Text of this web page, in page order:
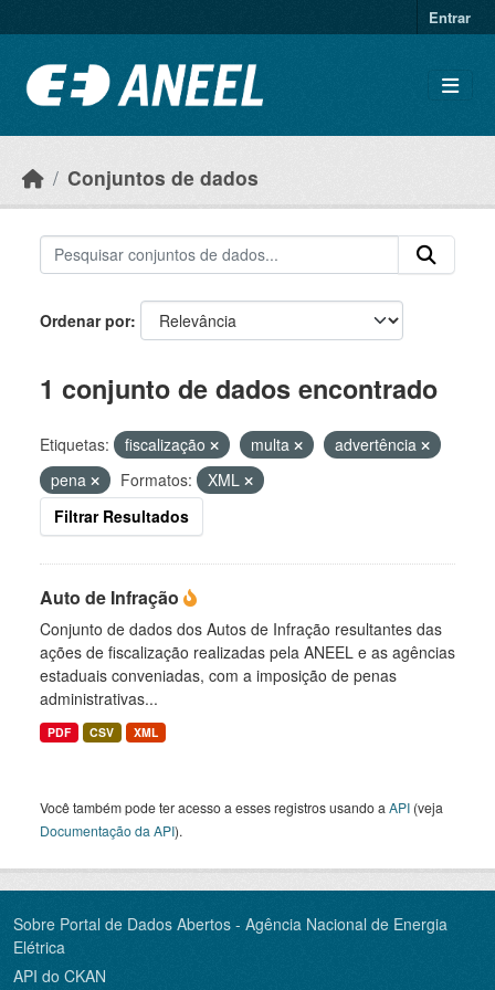
Entrar
Conjuntos de dados
Ordenar por
1 conjunto de dados encontrado
Etiquetas: fiscalização multa
advertência
pena
Formatos:
XML
Filtrar Resultados
Auto de Infração
Conjunto de dados dos Autos de Infração resultantes das
ações de fiscalização realizadas pela ANEEL e as agências
estaduais conveniadas, com a imposição de penas
administrativas...
PDF CSV XML
Você também pode ter acesso a esses registros usando a API (veja
Documentação da API).
Sobre Portal de Dados Abertos - Agência Nacional de Energia
Elétrica
API do CKAN